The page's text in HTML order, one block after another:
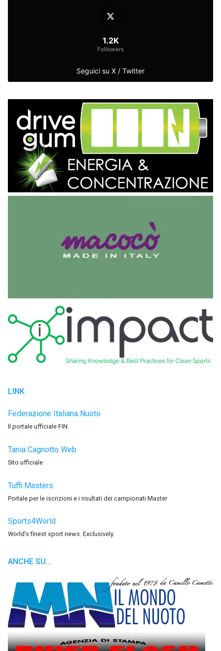
Seguici su X / Twitter
1.2K
Followers
LINK
Federazione Italiana Nuoto
Il portale ufficiale FIN
Tania Cagnotto Web
Sito ufficiale
Tuffi Masters
Portale per le iscrizioni e i risultati dei campionati Master
Sports4World
World’s finest sport news. Exclusively.
ANCHE SU…